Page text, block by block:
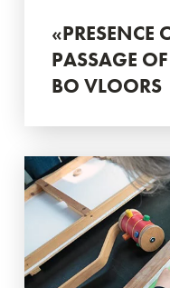
«PRESENCE
PASSAGE
BO VLOORS